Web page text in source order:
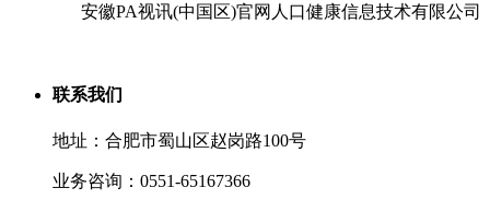
安徽PA视讯(中国区)官网人口健康信息技术有限公司
联系我们
地址：合肥市蜀山区赵岗路100号
业务咨询：0551-65167366